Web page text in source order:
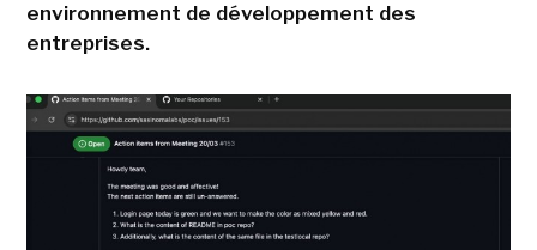
environnement de développement des
entreprises.